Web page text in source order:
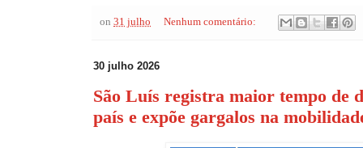
on 31 julho Nenhum comentário:
30 julho 2026
São Luís registra maior tempo de
país e expõe gargalos na